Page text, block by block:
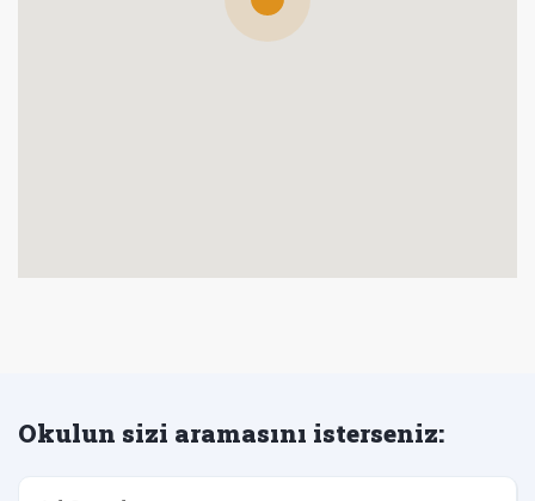
Okulun sizi aramasını isterseniz: